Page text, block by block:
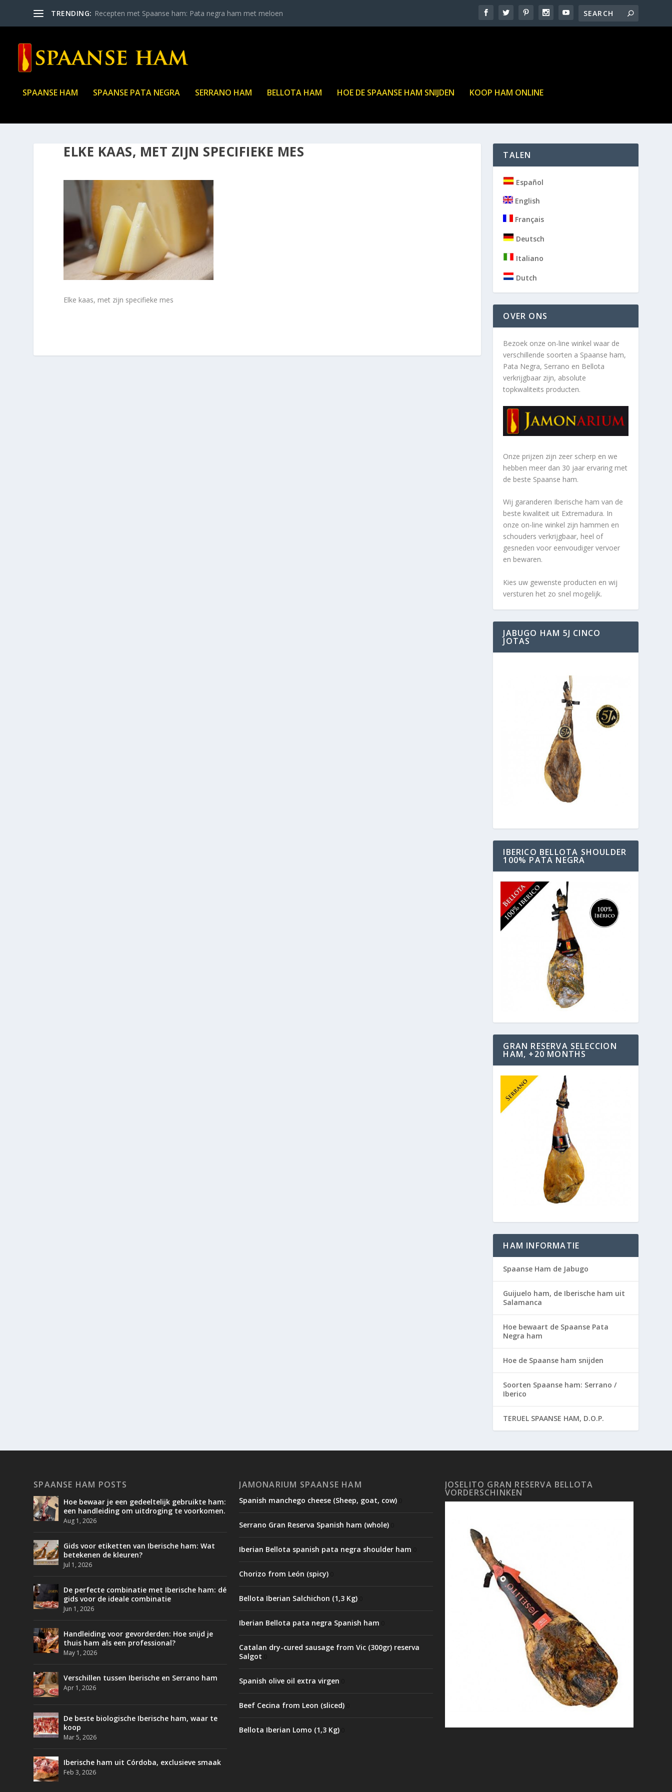
TRENDING: Recepten met Spaanse ham: Pata negra ham met meloen
SPAANSE HAM SPAANSE PATA NEGRA SERRANO HAM BELLOTA HAM HOE DE SPAANSE HAM SNIJDEN KOOP HAM ONLINE
ELKE KAAS, MET ZIJN SPECIFIEKE MES
Elke kaas, met zijn specifieke mes
TALEN
Español
English
Français
Deutsch
Italiano
Dutch
OVER ONS
Bezoek onze on-line winkel waar de
verschillende soorten a Spaanse ham,
Pata Negra, Serrano en Bellota
verkrijgbaar zijn, absolute
topkwaliteits producten.
Onze prijzen zijn zeer scherp en we
hebben meer dan 30 jaar ervaring met
de beste Spaanse ham.
Wij garanderen Iberische ham van de
beste kwaliteit uit Extremadura. In
onze on-line winkel zijn hammen en
schouders verkrijgbaar, heel of
gesneden voor eenvoudiger vervoer
en bewaren.
Kies uw gewenste producten en wij
versturen het zo snel mogelijk.
JABUGO HAM 5J CINCO
JOTAS
IBERICO BELLOTA SHOULDER
100% PATA NEGRA
GRAN RESERVA SELECCION
HAM, +20 MONTHS
HAM INFORMATIE
Spaanse Ham de Jabugo
Guijuelo ham, de Iberische ham uit
Salamanca
Hoe bewaart de Spaanse Pata
Negra ham
Hoe de Spaanse ham snijden
Soorten Spaanse ham: Serrano /
Iberico
TERUEL SPAANSE HAM, D.O.P.
SPAANSE HAM POSTS
Hoe bewaar je een gedeeltelijk gebruikte ham:
een handleiding om uitdroging te voorkomen.
Aug 1, 2026
Gids voor etiketten van Iberische ham: Wat
betekenen de kleuren?
Jul 1, 2026
De perfecte combinatie met Iberische ham: dé
gids voor de ideale combinatie
Jun 1, 2026
Handleiding voor gevorderden: Hoe snijd je
thuis ham als een professional?
May 1, 2026
Verschillen tussen Iberische en Serrano ham
Apr 1, 2026
De beste biologische Iberische ham, waar te
koop
Mar 5, 2026
Iberische ham uit Córdoba, exclusieve smaak
Feb 3, 2026
JAMONARIUM SPAANSE HAM
Spanish manchego cheese (Sheep, goat, cow)
Serrano Gran Reserva Spanish ham (whole)
Iberian Bellota spanish pata negra shoulder ham
Chorizo from León (spicy)
Bellota Iberian Salchichon (1,3 Kg)
Iberian Bellota pata negra Spanish ham
Catalan dry-cured sausage from Vic (300gr) reserva
Salgot
Spanish olive oil extra virgen
Beef Cecina from Leon (sliced)
Bellota Iberian Lomo (1,3 Kg)
JOSELITO GRAN RESERVA BELLOTA
VORDERSCHINKEN